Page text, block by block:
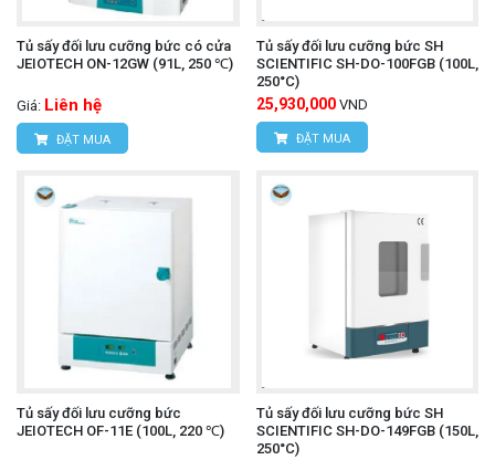
Tủ sấy đối lưu cưỡng bức có cửa
JEIOTECH ON-12GW (91L, 250 ℃)
Giá: Liên hệ
ĐẶT MUA
Tủ sấy đối lưu cưỡng bức SH
SCIENTIFIC SH-DO-100FGB (100L,
250°C)
25,930,000 VND
ĐẶT MUA
Tủ sấy đối lưu cưỡng bức
JEIOTECH OF-11E (100L, 220 ℃)
Tủ sấy đối lưu cưỡng bức SH
SCIENTIFIC SH-DO-149FGB (150L,
250°C)